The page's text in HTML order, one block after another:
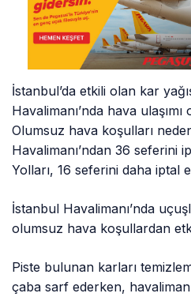
İstanbul’da etkili olan kar
Havalimanı’nda hava
Olumsuz hava koşulları
Havalimanı’ndan 36 seferini
Yolları, 16 seferini daha iptal
İstanbul Havalimanı’nda
olumsuz hava koşullardan
Piste bulunan karları
çaba sarf ederken,